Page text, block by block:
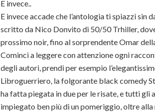
E invece..
E invece accade che l’antologia ti spiazzi
scritto da Nico Donvito di 50/50 Trhiller,
prossimo noir, fino al sorprendente Omar
Cominci a leggere con attenzione ogni
degli autori, prendi per esempio
Libroguerriero, la folgorante black comedy
ha fatta piegata in due per le risate, e tutti
impiegato ben più di un pomeriggio, oltre